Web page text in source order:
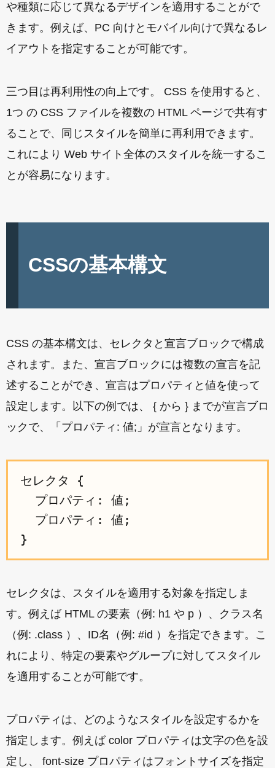
や種類に応じて異なるデザインを適用することがで
きます。例えば、PC 向けとモバイル向けで異なるレ
イアウトを指定することが可能です。
三つ目は再利用性の向上です。 CSS を使用すると、
1つ の CSS ファイルを複数の HTML ページで共有す
ることで、同じスタイルを簡単に再利用できます。
これにより Web サイト全体のスタイルを統一するこ
とが容易になります。
CSSの基本構文
CSS の基本構文は、セレクタと宣言ブロックで構成
されます。また、宣言ブロックには複数の宣言を記
述することができ、宣言はプロパティと値を使って
設定します。以下の例では、 { から } までが宣言ブロ
ックで、「プロパティ: 値;」が宣言となります。
セレクタ {
  プロパティ: 値;
  プロパティ: 値;
セレクタは、スタイルを適用する対象を指定しま
す。例えば HTML の要素（例: h1 や p ）、クラス名
（例: .class ）、ID名（例: #id ）を指定できます。こ
れにより、特定の要素やグループに対してスタイル
を適用することが可能です。
プロパティは、どのようなスタイルを設定するかを
指定します。例えば color プロパティは文字の色を設
定し、 font-size プロパティはフォントサイズを指定